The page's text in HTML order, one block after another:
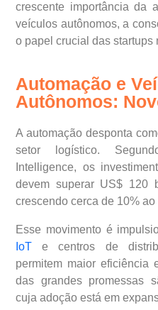
crescente importância da
veículos autônomos, a
o papel crucial das startups
Automação e
Autônomos:
A automação desponta
setor logístico.
Intelligence, os
devem superar US$ 120
crescendo cerca de 10% ao
Esse movimento é
IoT e centros de
permitem maior eficiência
das grandes promessas
cuja adoção está em